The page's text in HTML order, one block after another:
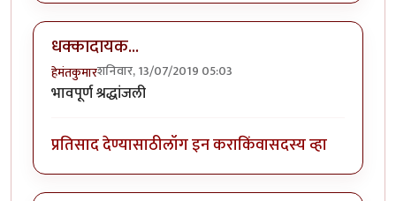
धक्कादायक...
हेमंतकुमारशनिवार, 13/07/2019 05:03
भावपूर्ण श्रद्धांजली
प्रतिसाद देण्यासाठीलॉग इन कराकिंवासदस्य व्हा